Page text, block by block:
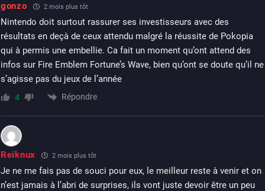
gonzo 2 mois plus tôt
Nintendo doit surtout rassurer ses investisseurs avec des
résultats en deçà de ceux attendu malgré la réussite de Pokopia
qui à permis une embellie. Ca fait un moment qu’ont attend des
infos sur Fire Emblem Fortune’s Wave, bien qu’ont se doute qu’il ne
s’agisse pas du jeux de l’année
4 Répondre
Reiknux 2 mois plus tôt
Je ne me fais pas de souci pour eux, le meilleur reste à venir et on
n’est jamais à l’abri de surprises, ils vont juste devoir être un peu